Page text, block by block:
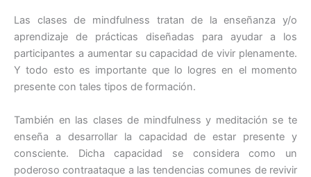
Las clases de mindfulness tratan de la enseñanza y/o
aprendizaje de prácticas diseñadas para ayudar a los
participantes a aumentar su capacidad de vivir plenamente.
Y todo esto es importante que lo logres en el momento
presente con tales tipos de formación.
También en las clases de mindfulness y meditación se te
enseña a desarrollar la capacidad de estar presente y
consciente. Dicha capacidad se considera como un
poderoso contraataque a las tendencias comunes de revivir